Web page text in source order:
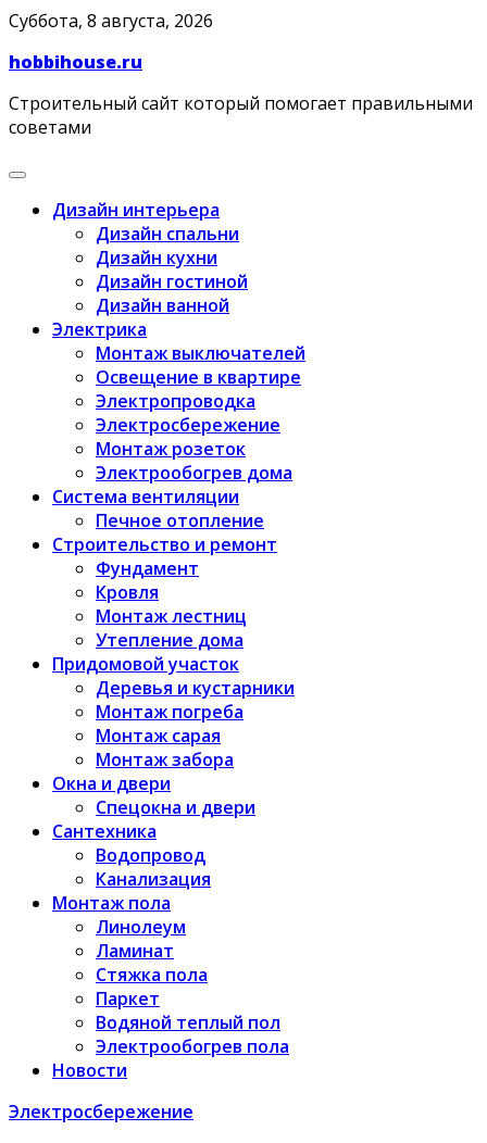
Skip
content
Суббота, 8 августа, 2026
hobbihouse.ru
Строительный сайт который помогает правильными
советами
Дизайн интерьера
Дизайн спальни
Дизайн кухни
Дизайн гостиной
Дизайн ванной
Электрика
Монтаж выключателей
Освещение в квартире
Электропроводка
Электросбережение
Монтаж розеток
Электрообогрев дома
Система вентиляции
Печное отопление
Строительство и ремонт
Фундамент
Кровля
Монтаж лестниц
Утепление дома
Придомовой участок
Деревья и кустарники
Монтаж погреба
Монтаж сарая
Монтаж забора
Окна и двери
Спецокна и двери
Сантехника
Водопровод
Канализация
Монтаж пола
Линолеум
Ламинат
Стяжка пола
Паркет
Водяной теплый пол
Электрообогрев пола
Новости
Электросбережение